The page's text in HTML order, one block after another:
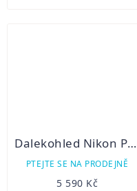
Dalekohled Nikon Prostaff 7s 10x30
PTEJTE SE NA PRODEJNĚ
5 590 Kč